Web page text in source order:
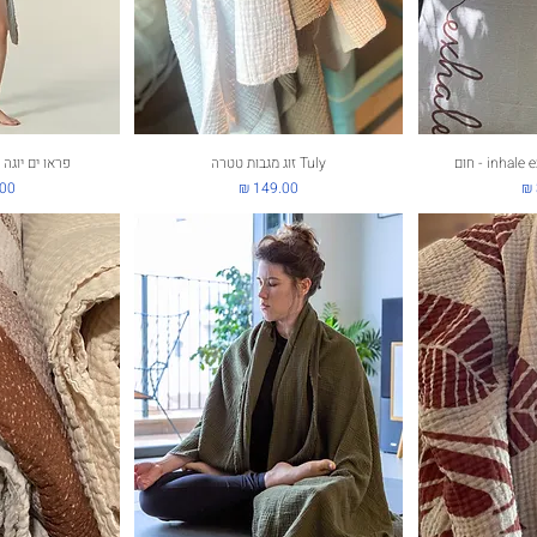
תצוגה מהירהTuly זוג מגבות טטרה
מחיר
פראו ים